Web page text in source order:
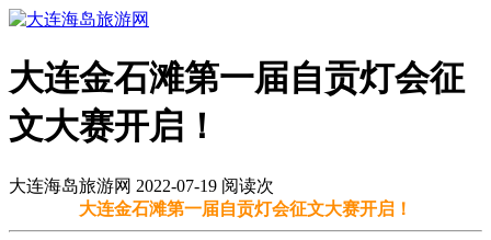
大连金石滩第一届自贡灯会征
文大赛开启！
大连海岛旅游网 2022-07-19 阅读次
大连金石滩第一届自贡灯会征文大赛开启！